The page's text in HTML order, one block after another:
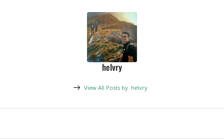
helvry
View All Posts by helvry